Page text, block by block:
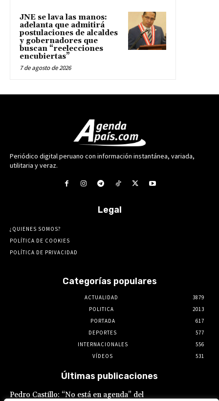
JNE se lava las manos:
adelanta que admitirá
postulaciones de alcaldes
y gobernadores que
buscan “reelecciones
encubiertas”
7 de agosto de 2026
Periódico digital peruano con información instantánea, variada,
utilitaria y veraz.
Legal
¿QUIENES SOMOS?
POLÍTICA DE COOKIES
POLÍTICA DE PRIVACIDAD
Categorías populares
ACTUALIDAD
3879
POLITICA
2013
PORTADA
617
DEPORTES
577
INTERNACIONALES
556
VÍDEOS
531
Últimas publicaciones
Pedro Castillo: “No está en agenda” del